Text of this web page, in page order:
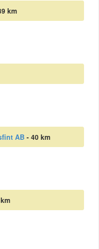
km
AB - 40 km